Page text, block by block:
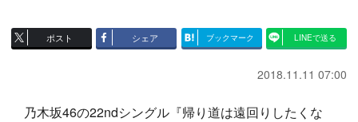
ポスト シェア ブックマーク LINEで送る
2018.11.11 07:00
乃木坂46の22ndシングル『帰り道は遠回りしたくな